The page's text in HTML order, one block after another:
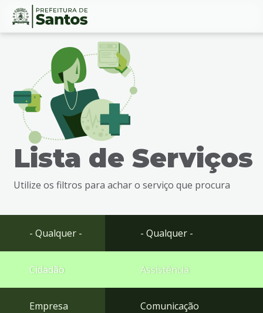
Ir
busca
Ir
rodapé
Conteúdo
Lista de Serviços
Utilize os filtros para achar o serviço que procura
- Qualquer -
Cidadão
Empresa
- Qualquer -
Assistência
Comunicação